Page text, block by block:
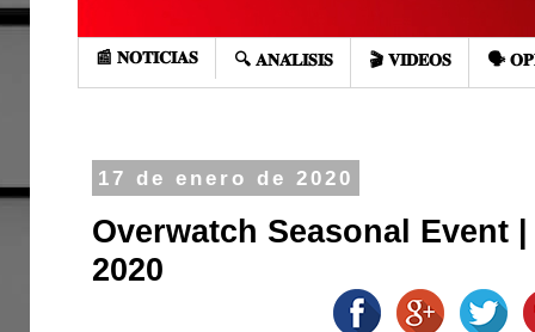
📰 𝐍𝐎𝐓𝐈𝐂𝐈𝐀𝐒 🔍 𝐀𝐍𝐀́𝐋𝐈𝐒𝐈𝐒 🎬 𝐕𝐈𝐃𝐄𝐎𝐒 🗣️
17 de enero de 2020
Overwatch Seasonal Event
2020